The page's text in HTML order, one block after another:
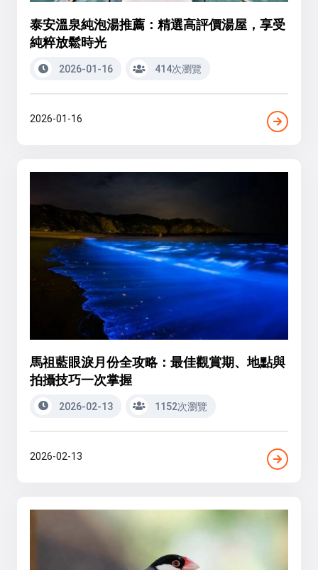
泰安溫泉純泡湯推薦：精選高評價湯屋，享受
純粹放鬆時光
2026-01-16 414次瀏覽
2026-01-16
馬祖藍眼淚月份全攻略：最佳觀賞期、地點與
拍攝技巧一次掌握
2026-02-13 1152次瀏覽
2026-02-13